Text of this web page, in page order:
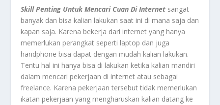
Skill Penting Untuk Mencari Cuan Di Internet sangat
banyak dan bisa kalian lakukan saat ini di mana saja dan
kapan saja. Karena bekerja dari internet yang hanya
memerlukan perangkat seperti laptop dan juga
handphone bisa dapat dengan mudah kalian lakukan.
Tentu hal ini hanya bisa di lakukan ketika kalian mandiri
dalam mencari pekerjaan di internet atau sebagai
freelance. Karena pekerjaan tersebut tidak memerlukan
ikatan pekerjaan yang mengharuskan kalian datang ke